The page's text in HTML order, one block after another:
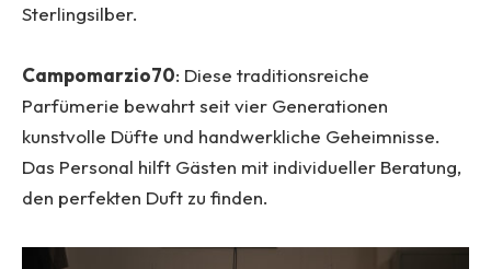
Sterlingsilber.
Campomarzio70: Diese traditionsreiche
Parfümerie bewahrt seit vier Generationen
kunstvolle Düfte und handwerkliche Geheimnisse.
Das Personal hilft Gästen mit individueller Beratung,
den perfekten Duft zu finden.